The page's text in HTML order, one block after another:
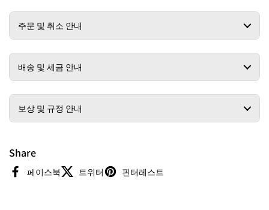
주문 및 취소 안내
배송 및 세금 안내
보상 및 규정 안내
Share
페이스북 트위터 핀터레스트